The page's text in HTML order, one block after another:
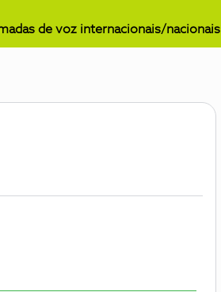
de voz internacionais/nacionais